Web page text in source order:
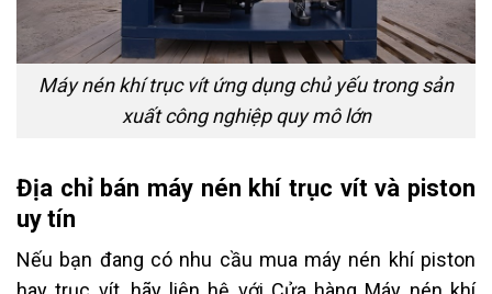
Máy nén khí trục vít ứng dụng chủ yếu trong sản
xuất công nghiệp quy mô lớn
Địa chỉ bán máy nén khí trục vít và piston
uy tín
Nếu bạn đang có nhu cầu mua máy nén khí piston